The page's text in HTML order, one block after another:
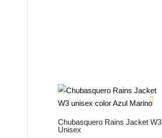
Chubasquero Rains Jacket W3
Unisex